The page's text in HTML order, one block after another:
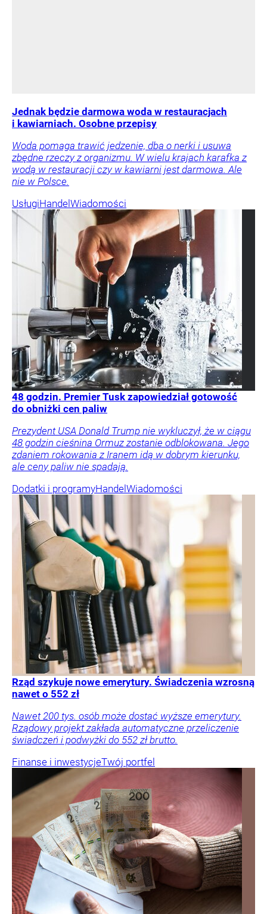
Jednak będzie darmowa woda w restauracjach
i kawiarniach. Osobne przepisy
Woda pomaga trawić jedzenie, dba o nerki i usuwa
zbędne rzeczy z organizmu. W wielu krajach karafka z
wodą w restauracji czy w kawiarni jest darmowa. Ale
nie w Polsce.
UsługiHandelWiadomości
48 godzin. Premier Tusk zapowiedział gotowość
do obniżki cen paliw
Prezydent USA Donald Trump nie wykluczył, że w ciągu
48 godzin cieśnina Ormuz zostanie odblokowana. Jego
zdaniem rokowania z Iranem idą w dobrym kierunku,
ale ceny paliw nie spadają.
Dodatki i programyHandelWiadomości
Rząd szykuje nowe emerytury. Świadczenia wzrosną
nawet o 552 zł
Nawet 200 tys. osób może dostać wyższe emerytury.
Rządowy projekt zakłada automatyczne przeliczenie
świadczeń i podwyżki do 552 zł brutto.
Finanse i inwestycjeTwój portfel